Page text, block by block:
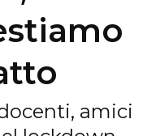
amici